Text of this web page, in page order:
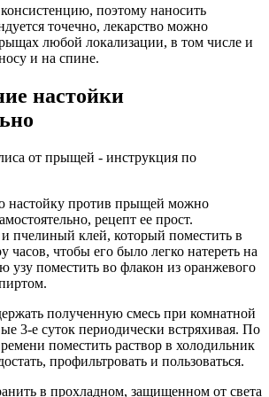
поэтому наносить
точечно, лекарство можно
любой локализации, в том числе и
и на спине.
настойки
настойку против прыщей можно
рецепт ее прост.
пчелиный клей, который поместить в
часов, чтобы его было легко натереть на
узу поместить во флакон из оранжевого
полученную смесь при комнатной
3-е суток периодически встряхивая. По
поместить раствор в холодильник
профильтровать и пользоваться.
в прохладном, защищенном от света